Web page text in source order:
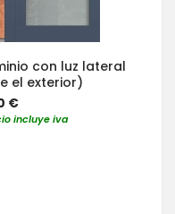
con luz lateral
el exterior)
€
incluye iva